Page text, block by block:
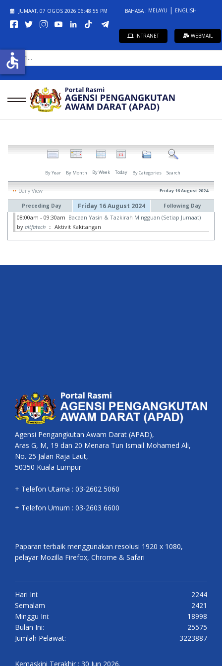
JUMAAT, 07 OGOS 2026 06:48:55 PM BAHASA : MELAYU ENGLISH
INTRANET WEBMAIL
CARI...
By Year By Month By Week Today By Categories Search
Daily View Friday 16 August 2024
Preceding Day Friday 16 August 2024 Following Day
08:00am - 09:30am Bacaan Yasin & Tazkirah Mingguan (Setiap Jumaat)
by altfatech :: Aktivit Kakitangan
Agensi Pengangkutan Awam Darat (APAD),
Aras G, M, 19 dan 20 Menara Tun Ismail Mohamed Ali,
No. 25 Jalan Raja Laut,
50350 Kuala Lumpur
+ Telefon Utama : 03-2602 5060
+ Telefon Umum : 03-2603 6600
Paparan terbaik menggunakan resolusi 1920 x 1080,
pelayar Mozilla Firefox, Chrome & Safari
Hari Ini:
2244
Semalam
2421
Minggu Ini:
18998
Bulan Ini:
25575
Jumlah Pelawat:
3223887
Kemaskini Terakhir : 30 Jun 2026.
accessible